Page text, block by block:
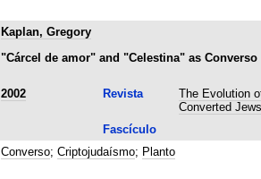
Kaplan, Gregory
"Cárcel de amor" and "Celestina" as Converso
2002 Revista
The Evolution
Converted
Fascículo
Converso; Criptojudaísmo; Planto